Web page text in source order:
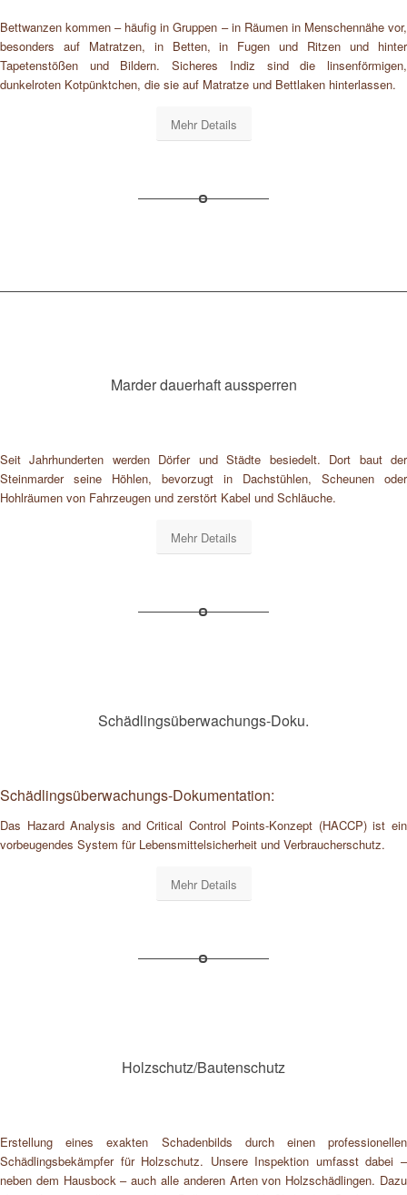
Bettwanzen kommen – häufig in Gruppen – in Räumen in Menschennähe vor,
besonders auf Matratzen, in Betten, in Fugen und Ritzen und hinter
Tapetenstößen und Bildern. Sicheres Indiz sind die linsenförmigen,
dunkelroten Kotpünktchen, die sie auf Matratze und Bettlaken hinterlassen.
Mehr Details
Marder dauerhaft aussperren
Seit Jahrhunderten werden Dörfer und Städte besiedelt. Dort baut der
Steinmarder seine Höhlen, bevorzugt in Dachstühlen, Scheunen oder
Hohlräumen von Fahrzeugen und zerstört Kabel und Schläuche.
Mehr Details
Schädlingsüberwachungs-Doku.
Schädlingsüberwachungs-Dokumentation:
Das Hazard Analysis and Critical Control Points-Konzept (HACCP) ist ein
vorbeugendes System für Lebensmittelsicherheit und Verbraucherschutz.
Mehr Details
Holzschutz/Bautenschutz
Erstellung eines exakten Schadenbilds durch einen professionellen
Schädlingsbekämpfer für Holzschutz. Unsere Inspektion umfasst dabei –
neben dem Hausbock – auch alle anderen Arten von Holzschädlingen. Dazu